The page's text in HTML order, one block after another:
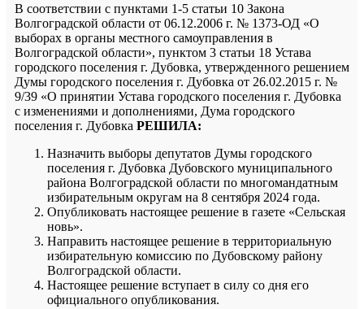
В соответствии с пунктами 1-5 статьи 10 Закона
Волгоградской области от 06.12.2006 г. № 1373-ОД «О
выборах в органы местного самоуправления в
Волгоградской области», пунктом 3 статьи 18 Устава
городского поселения г. Дубовка, утвержденного решением
Думы городского поселения г. Дубовка от 26.02.2015 г. №
9/39 «О принятии Устава городского поселения г. Дубовка
с изменениями и дополнениями, Дума городского
поселения г. Дубовка РЕШИЛА:
Назначить выборы депутатов Думы городского
поселения г. Дубовка Дубовского муниципального
района Волгоградской области по многомандатным
избирательным округам на 8 сентября 2024 года.
Опубликовать настоящее решение в газете «Сельская
новь».
Направить настоящее решение в территориальную
избирательную комиссию по Дубовскому району
Волгоградской области.
Настоящее решение вступает в силу со дня его
официального опубликования.